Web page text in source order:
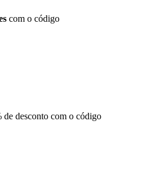
com o código
de desconto com o código